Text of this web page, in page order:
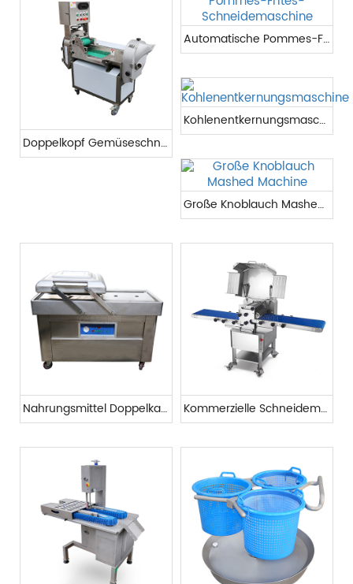
Doppelkopf Gemüseschneider
Automatische Pommes-Frites-Schneidemaschine
Kohlenentkernungsmaschine
Große Knoblauch Mashed Machine
Nahrungsmittel Doppelkammer Vakuumverpackungsmaschine Kommerzielle Schneidemaschine für großes Geflügel